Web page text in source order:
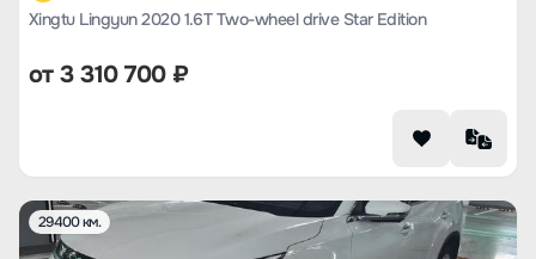
Xingtu Lingyun 2020 1.6T Two-wheel drive Star Edition
от3 310 700₽
29400 км.